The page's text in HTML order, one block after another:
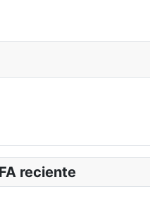
reciente
les feuilletages présentables